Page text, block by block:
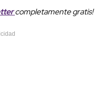
completamente gratis!